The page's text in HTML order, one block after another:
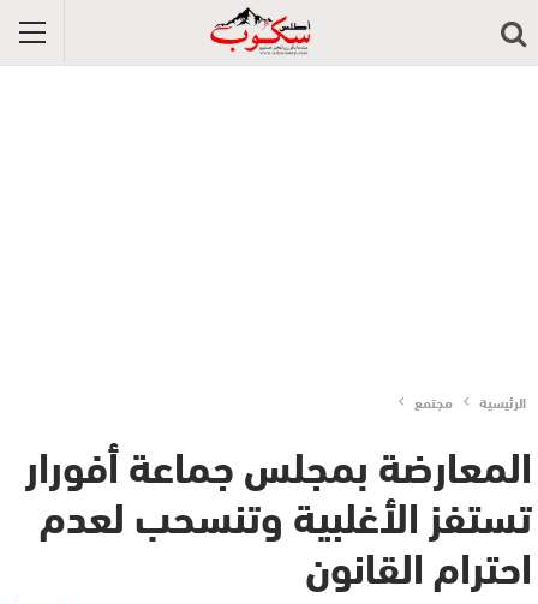
الرئيسية مجتمع
المعارضة بمجلس جماعة أفورار
تستفز الأغلبية وتنسحب لعدم
احترام القانون